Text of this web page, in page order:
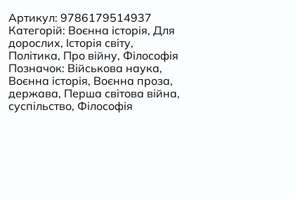
Артикул: 9786179514937
Категорій: Воєнна історія, Для
дорослих, Історія світу,
Політика, Про війну, Філософія
Позначок: Військова наука,
Воєнна історія, Воєнна проза,
держава, Перша світова війна,
суспільство, Філософія